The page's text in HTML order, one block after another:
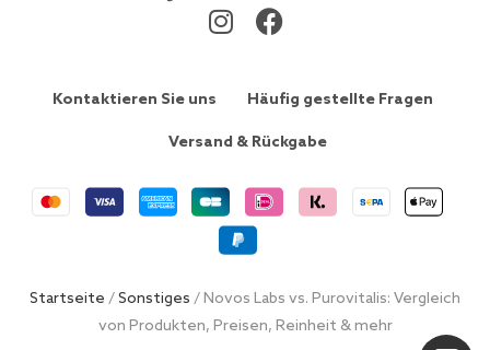
Kontaktieren Sie uns Häufig gestellte Fragen
Versand & Rückgabe
Startseite /Sonstiges / Novos Labs vs. Purovitalis: Vergleich
von Produkten, Preisen, Reinheit & mehr